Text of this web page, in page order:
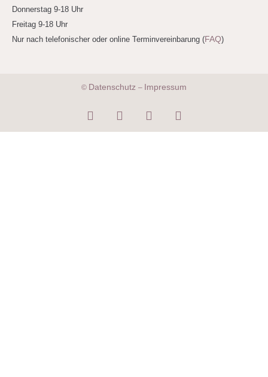
Donnerstag 9-18 Uhr
Freitag 9-18 Uhr
Nur nach telefonischer oder online Terminvereinbarung (FAQ)
© Datenschutz – Impressum